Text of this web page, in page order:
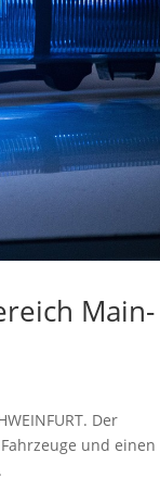
Main-
Der
und einen